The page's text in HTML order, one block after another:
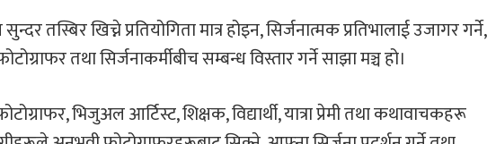
खिच्ने प्रतियोगिता मात्र होइन, सिर्जनात्मक प्रतिभालाई उजागर गर्ने,
तथा सिर्जनाकर्मीबीच सम्बन्ध विस्तार गर्ने साझा मञ्च हो।
भिजुअल आर्टिस्ट, शिक्षक, विद्यार्थी, यात्रा प्रेमी तथा कथावाचकहरू